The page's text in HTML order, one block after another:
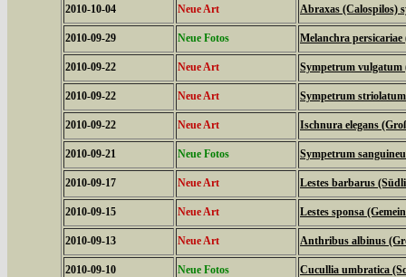
2010-10-04 Neue Art Abraxas (Calospilos)
2010-09-29 Neue Fotos Melanchra
2010-09-22 Neue Art Sympetrum vulgatum
2010-09-22 Neue Art Sympetrum
2010-09-22 Neue Art Ischnura elegans
2010-09-21 Neue Fotos Sympetrum
2010-09-17 Neue Art Lestes barbarus
2010-09-15 Neue Art Lestes sponsa
2010-09-13 Neue Art Anthribus albinus
2010-09-10 Neue Fotos Cucullia umbratica